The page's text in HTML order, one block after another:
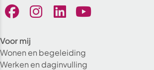
Voor mij
Wonen en begeleiding
Werken en daginvulling